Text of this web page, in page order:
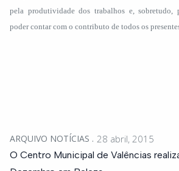
pela produtividade dos trabalhos e,
poder contar com o contributo de todos os
ARQUIVO NOTÍCIAS 28 abril, 2015
O Centro Municipal de Valências